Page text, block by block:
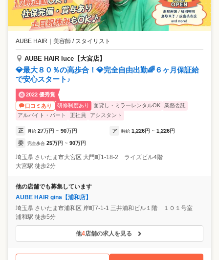
AUBE HAIR ｜ 美容師 / スタイリスト
AUBE HAIR luce【大宮店】
💎最大８０％の高歩合！💎完全自由出勤🌈６ヶ月保証給
で安心スタート♪
2022 優秀賞
口コミあり
研修制度あり 面貸し・ミラーレンタルOK
業務委託
アルバイト・パート
正社員 アシスタント
正 月給 27万円 ~ 90万円 ア 時給 1,226円 ~ 1,226円
委 完全歩合 25万円 ~ 90万円
埼玉県 さいたま市大宮区 大門町1-18-2 ライズビル4階
大宮駅 徒歩2分
他の店舗でも募集しています
AUBE HAIR gina【浦和店】
埼玉県 さいたま市浦和区 岸町7-1-1 三井浦和ビル１階 １０１号室
浦和駅 徒歩5分
他4店舗の求人を見る